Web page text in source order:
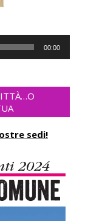
00:00
sedi!